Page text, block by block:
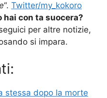
“. Twitter/my_kokoro
hai con ta suocera?
per altre notizie,
si impara.
stessa dopo la morte